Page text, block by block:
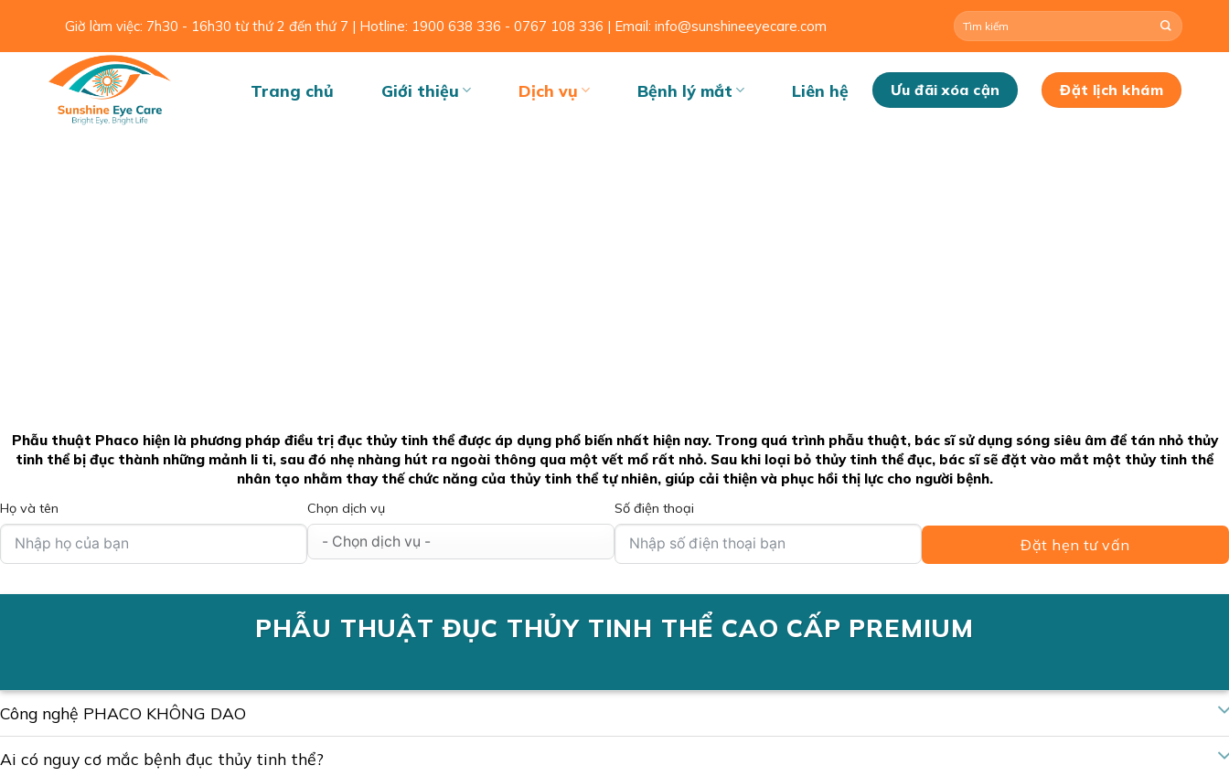
content
Giờ làm việc: 7h30 - 16h30 từ thứ 2 đến thứ 7 | Hotline: 1900 638 336 - 0767 108 336 | Email: info@sunshineeyecare.com
Trang chủ Giới thiệu Dịch vụ Bệnh lý mắt Liên hệ Ưu đãi xóa cận Đặt lịch khám
Phẫu thuật Phaco hiện là phương pháp điều trị đục thủy tinh thể được áp dụng phổ biến nhất hiện nay. Trong quá trình phẫu thuật, bác sĩ sử dụng sóng siêu âm để tán nhỏ thủy
tinh thể bị đục thành những mảnh li ti, sau đó nhẹ nhàng hút ra ngoài thông qua một vết mổ rất nhỏ. Sau khi loại bỏ thủy tinh thể đục, bác sĩ sẽ đặt vào mắt một thủy tinh thể
nhân tạo nhằm thay thế chức năng của thủy tinh thể tự nhiên, giúp cải thiện và phục hồi thị lực cho người bệnh.
Họ và tên Chọn dịch vụ Số điện thoại
Đặt hẹn tư vấn
PHẪU THUẬT ĐỤC THỦY TINH THỂ CAO CẤP PREMIUM
Công nghệ PHACO KHÔNG DAO
Ai có nguy cơ mắc bệnh đục thủy tinh thể?